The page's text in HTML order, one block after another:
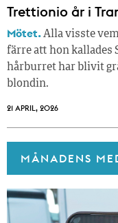
Trettionio år i
Mötet.Alla visste
färre att hon kallades
hårburret har blivit
blondin.
21 APRIL, 2026
MÅNADENS